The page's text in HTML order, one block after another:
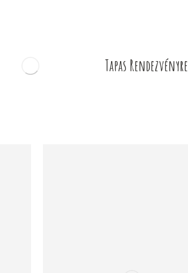
Tapas Rendezvényre